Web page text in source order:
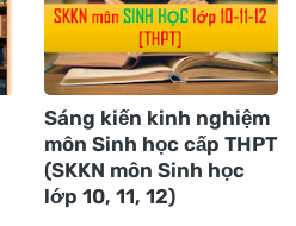
Sáng kiến kinh nghiệm
môn Sinh học cấp THPT
(SKKN môn Sinh học
lớp 10, 11, 12)